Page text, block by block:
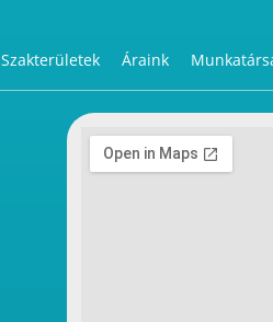
Szakterületek Áraink